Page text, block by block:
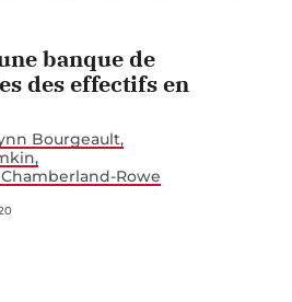
banque de
des effectifs en
Bourgeault
Rowe